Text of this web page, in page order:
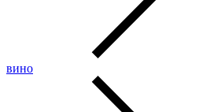
вино